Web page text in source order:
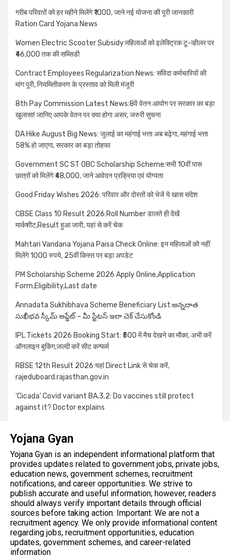
गरीब परिवारों को हर महीने मिलेंगे ₹1000, जाने नई योजना की पूरी जानकारी
Ration Card Yojana News
Women Electric Scooter Subsidy:महिलाओं को इलेक्ट्रिक टू-व्हीलर पर
₹46,000 तक की सब्सिडी
Contract Employees Regularization News: संविदा कर्मचारियों की
मांग पूरी, नियमितीकरण के प्रस्ताव को मिली मंजूरी
8th Pay Commission Latest News:8वें वेतन आयोग पर सरकार का बड़ा
खुलासा! जानिए आपके वेतन पर क्या होगा असर, जरुरी सुचना
DA Hike August Big News: जुलाई का महंगाई भत्ता अब बढ़ेगा, महंगाई भत्ता
58% हो जाएगा, सरकार का बड़ा तोहफा
Government SC ST OBC Scholarship Scheme:सभी 10वीं पास
छात्रों को मिलेंगे ₹48,000, जाने आवेदन प्रक्रिया एवं योग्यता
Good Friday Wishes 2026: परिवार और दोस्तों को भेजें ये खास संदेश
CBSE Class 10 Result 2026:Roll Number डालते ही देखें
मार्कशीट,Result हुआ जारी, यहां से करें चेक
Mahtari Vandana Yojana Paisa Check Online: इन महिलाओं को नहीं
मिलेंगे 1000 रुपये, 25वीं किस्त पर बड़ा अपडेट
PM Scholarship Scheme 2026 Apply Online,Application
Form,Eligibility,Last date
Annadata Sukhibhava Scheme Beneficiary List:అన్నదాత
సుఖీభవ స్కీమ్ అప్డేట్ – మీ స్టేటస్ ఇలా చెక్ చేసుకోండి
IPL Tickets 2026 Booking Start: ₹500 में मैच देखने का मौका, अभी करें
ऑनलाइन बुकिंग,जल्दी करें सीट कन्फर्म
RBSE 12th Result 2026:यहां Direct Link से चेक करें,
rajeduboard.rajasthan.gov.in
‘Cicada’ Covid variant BA.3.2: Do vaccines still protect
against it? Doctor explains
Yojana Gyan
Yojana Gyan is an independent informational platform that
provides updates related to government jobs, private jobs,
education news, government schemes, recruitment
notifications, and career opportunities. We strive to
publish accurate and useful information; however, readers
should always verify important details through official
sources before taking action. Important: We are not a
recruitment agency. We only provide informational content
regarding jobs, recruitment opportunities, education
updates, government schemes, and career-related
information